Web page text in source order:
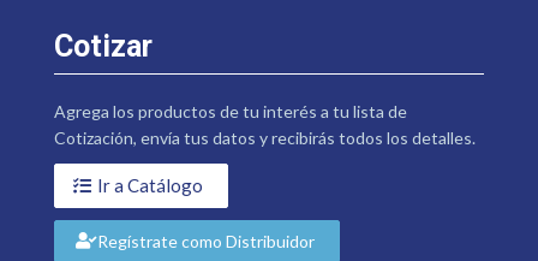
Cotizar
Agrega los productos de tu interés a tu lista de
Cotización, envía tus datos y recibirás todos los detalles.
Ir a Catálogo
Regístrate como Distribuidor